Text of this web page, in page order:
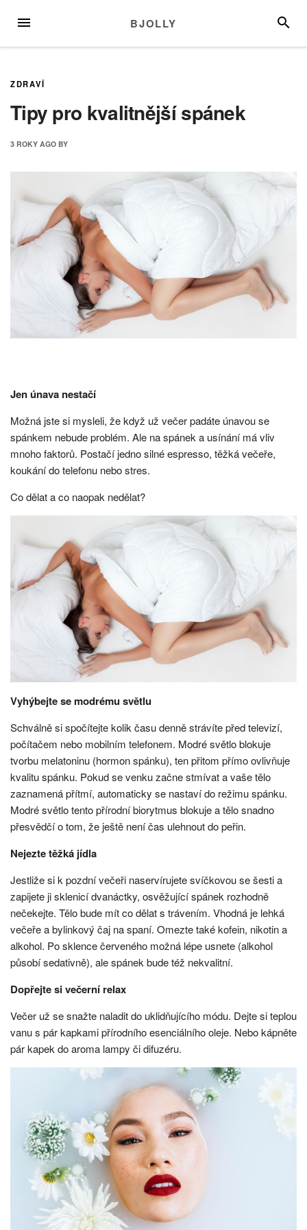
MENU BJOLLY
ZDRAVÍ
Tipy pro kvalitnější spánek
3 ROKY AGO BY
Jen únava nestačí
Možná jste si mysleli, že když už večer padáte únavou se
spánkem nebude problém. Ale na spánek a usínání má vliv
mnoho faktorů. Postačí jedno silné espresso, těžká večeře,
koukání do telefonu nebo stres.
Co dělat a co naopak nedělat?
Vyhýbejte se modrému světlu
Schválně si spočítejte kolik času denně strávíte před televizí,
počítačem nebo mobilním telefonem. Modré světlo blokuje
tvorbu melatoninu (hormon spánku), ten přitom přímo ovlivňuje
kvalitu spánku. Pokud se venku začne stmívat a vaše tělo
zaznamená přítmí, automaticky se nastaví do režimu spánku.
Modré světlo tento přírodní biorytmus blokuje a tělo snadno
přesvědčí o tom, že ještě není čas ulehnout do peřin.
Nejezte těžká jídla
Jestliže si k pozdní večeři naservírujete svíčkovou se šesti a
zapijete ji sklenicí dvanáctky, osvěžující spánek rozhodně
nečekejte. Tělo bude mít co dělat s trávením. Vhodná je lehká
večeře a bylinkový čaj na spaní. Omezte také kofein, nikotin a
alkohol. Po sklence červeného možná lépe usnete (alkohol
působí sedativně), ale spánek bude též nekvalitní.
Dopřejte si večerní relax
Večer už se snažte naladit do uklidňujícího módu. Dejte si teplou
vanu s pár kapkami přírodního esenciálního oleje. Nebo kápněte
pár kapek do aroma lampy či difuzéru.